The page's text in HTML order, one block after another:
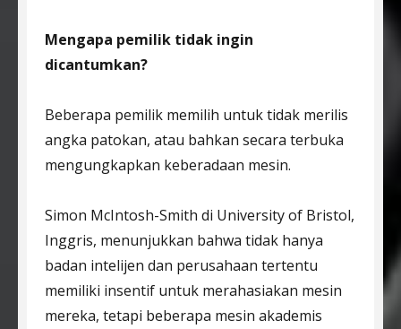
Mengapa pemilik tidak ingin
dicantumkan?
Beberapa pemilik memilih untuk tidak merilis
angka patokan, atau bahkan secara terbuka
mengungkapkan keberadaan mesin.
Simon McIntosh-Smith di University of Bristol,
Inggris, menunjukkan bahwa tidak hanya
badan intelijen dan perusahaan tertentu
memiliki insentif untuk merahasiakan mesin
mereka, tetapi beberapa mesin akademis